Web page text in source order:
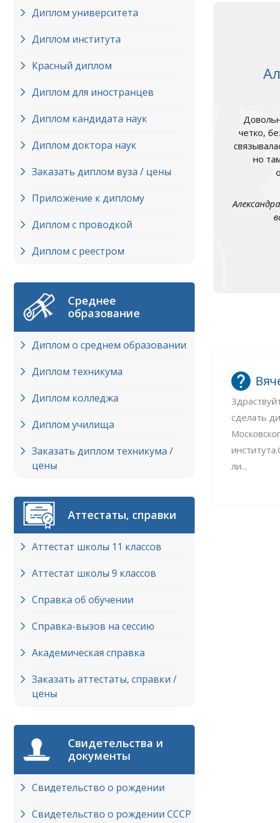
Диплом университета
Диплом института
Красный диплом
Диплом для иностранцев
Диплом кандидата наук
Диплом доктора наук
Заказать диплом вуза / цены
Приложение к диплому
Диплом с проводкой
Диплом с реестром
Среднее
образование
Диплом о среднем образовании
Диплом техникума
Диплом колледжа
Диплом училища
Заказать диплом техникума /
цены
Аттестаты, справки
Аттестат школы 11 классов
Аттестат школы 9 классов
Справка об обучении
Справка-вызов на сессию
Академическая справка
Заказать аттестаты, справки /
цены
Свидетельства и
документы
Свидетельство о рождении
Свидетельство о рождении СССР
четко,
но
сделать
ли...